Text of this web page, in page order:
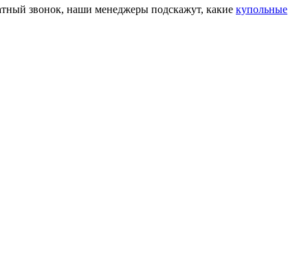
звонок, наши менеджеры подскажут, какие купольные